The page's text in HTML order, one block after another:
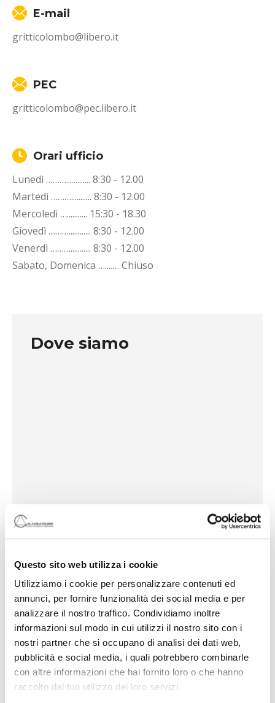
Questo sito web utilizza i cookie
Utilizziamo i cookie per personalizzare contenuti ed
annunci, per fornire funzionalità dei social media e per
analizzare il nostro traffico. Condividiamo inoltre
informazioni sul modo in cui utilizzi il nostro sito con i
nostri partner che si occupano di analisi dei dati web,
pubblicità e social media, i quali potrebbero combinarle
con altre informazioni che hai fornito loro o che hanno
raccolto dal tuo utilizzo dei loro servizi.
E-mail
gritticolombo@libero.it
PEC
gritticolombo@pec.libero.it
Orari ufficio
Lunedì ………............. 8:30 - 12.00
Martedì ………........... 8:30 - 12.00
Mercoledì …........... 15:30 - 18.30
Giovedì ………............ 8:30 - 12.00
Venerdì ………........... 8:30 - 12.00
Sabato, Domenica …....… Chiuso
Dove siamo